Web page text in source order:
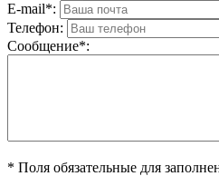
E-mail*:
Телефон:
Cообщениe*:
* Поля обязательные для